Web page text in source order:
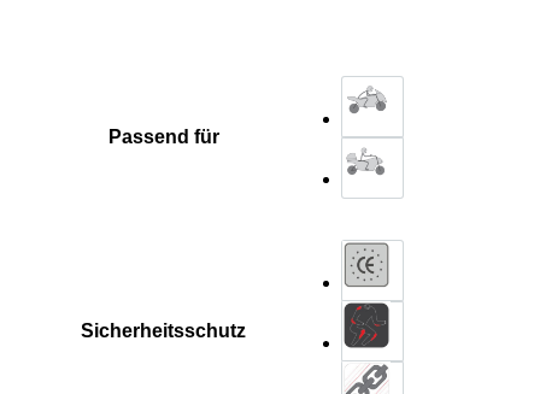
Passend für
Sicherheitsschutz